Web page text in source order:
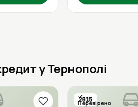
у Тернополі
2015
Перевірено